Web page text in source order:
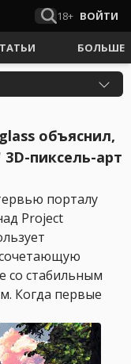
18+ ВОЙТИ
БОЛЬШЕ
объяснил,
пиксель-арт
порталу
Project
со стабильным
Когда первые